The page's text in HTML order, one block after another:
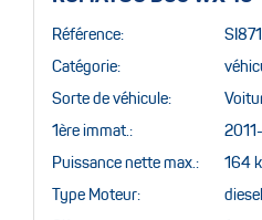
Référence:
Catégorie:
Sorte de véhicule:
1ère immat.:
Puissance nette max.: 164
Type Moteur: diesel